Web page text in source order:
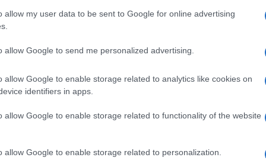
allow my user data to be sent to Google for online advertising
allow Google to send me personalized advertising.
allow Google to enable storage related to analytics like cookies on
identifiers in apps.
allow Google to enable storage related to functionality of the website
allow Google to enable storage related to personalization.
padroneggiare
in una relazione. Non si tratta di
dettaglio di una vacanza, mentre l’altro
rafforza il legame, ma dimostra anche che le